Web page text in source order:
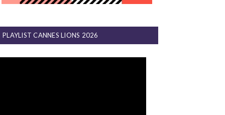
PLAYLIST CANNES LIONS 2026